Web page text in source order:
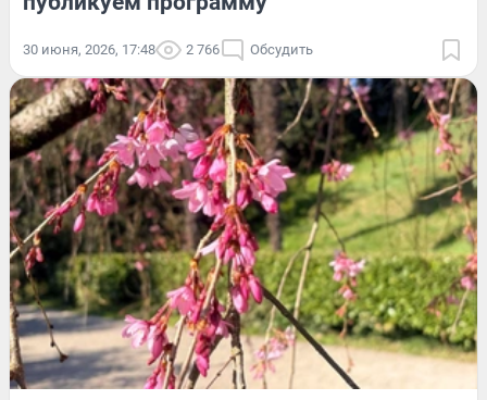
30 июня, 2026, 17:48 2 766 Обсудить